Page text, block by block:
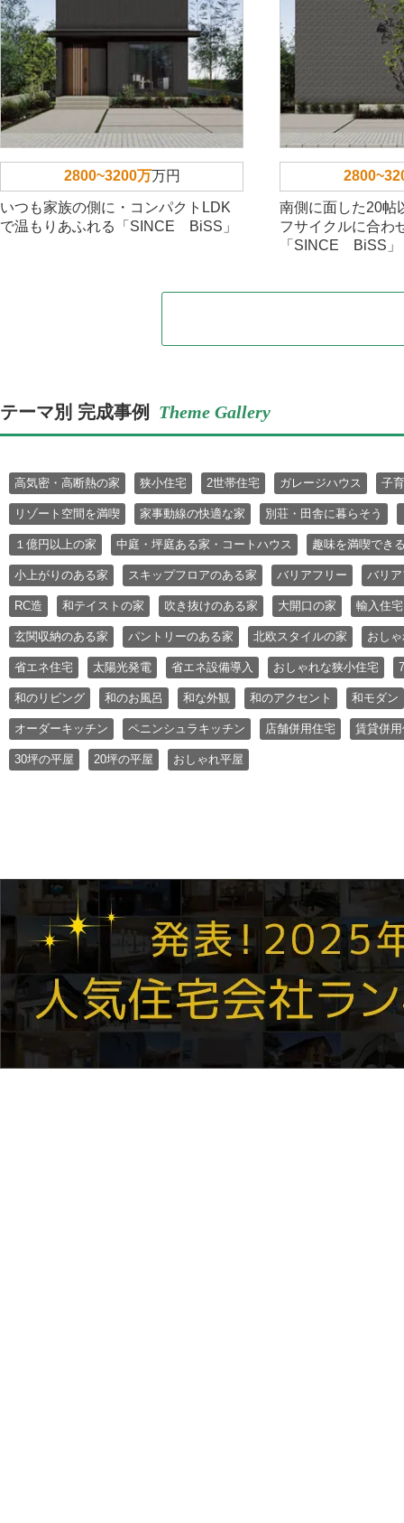
2800~3200万万円
いつも家族の側に・コンパクトLDK
で温もりあふれる「SINCE BiSS」
南側に面した20帖
フサイクルに合わ
「SINCE BiSS」
テーマ別 完成事例 Theme Gallery
高気密・高断熱の家 狭小住宅 2世帯住宅 ガレージハウス 子
リゾート空間を満喫 家事動線の快適な家 別荘・田舎に暮らそう
１億円以上の家 中庭・坪庭ある家・コートハウス 趣味を満喫でき
小上がりのある家 スキップフロアのある家 バリアフリー バリ
RC造 和テイストの家 吹き抜けのある家 大開口の家 輸入住宅
玄関収納のある家 パントリーのある家 北欧スタイルの家 おし
省エネ住宅 太陽光発電 省エネ設備導入 おしゃれな狭小住宅
和のリビング 和のお風呂 和な外観 和のアクセント 和モダン
オーダーキッチン ペニンシュラキッチン 店舗併用住宅 賃貸併
30坪の平屋 20坪の平屋 おしゃれ平屋